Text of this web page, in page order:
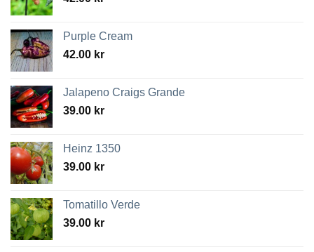
Purple Cream
42.00 kr
Jalapeno Craigs Grande
39.00 kr
Heinz 1350
39.00 kr
Tomatillo Verde
39.00 kr